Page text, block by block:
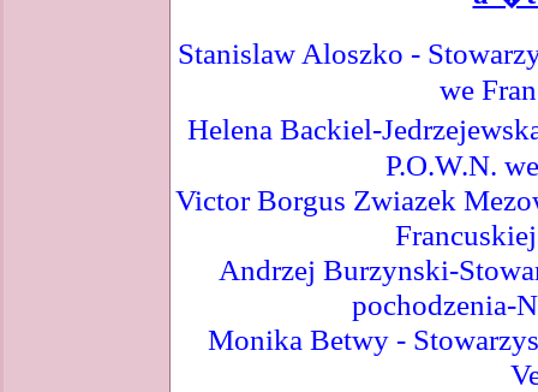
Stanislaw Aloszko -
we
Helena Backiel-
P.O.W.N.
Victor Borgus Zwiazek
Andrzej Burzynski-
pochodzenia-
Monika Betwy -